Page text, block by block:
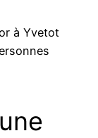
à Yvetot